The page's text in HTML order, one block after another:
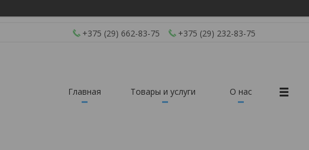
+375 (29) 662-83-75 +375 (29) 232-83-75
Главная Товары и услуги О нас